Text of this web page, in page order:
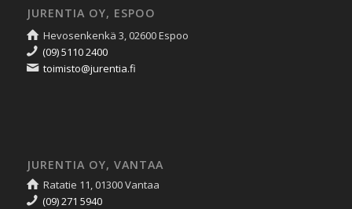
JURENTIA OY, ESPOO
Hevosenkenkä 3, 02600 Espoo
(09) 5110 2400
toimisto@jurentia.fi
JURENTIA OY, VANTAA
Ratatie 11, 01300 Vantaa
(09) 271 5940